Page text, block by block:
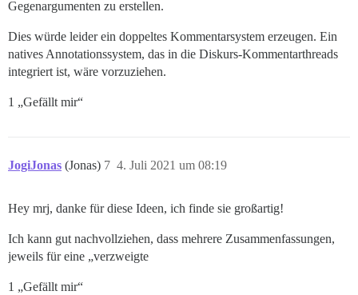
Gegenargumenten zu erstellen.
Dies würde leider ein doppeltes Kommentarsystem erzeugen. Ein
natives Annotationssystem, das in die Diskurs-Kommentarthreads
integriert ist, wäre vorzuziehen.
1 „Gefällt mir“
JogiJonas (Jonas) 4. Juli 2021 um 08:19
7
Hey mrj, danke für diese Ideen, ich finde sie großartig!
Ich kann gut nachvollziehen, dass mehrere Zusammenfassungen,
jeweils für eine „verzweigte
1 „Gefällt mir“